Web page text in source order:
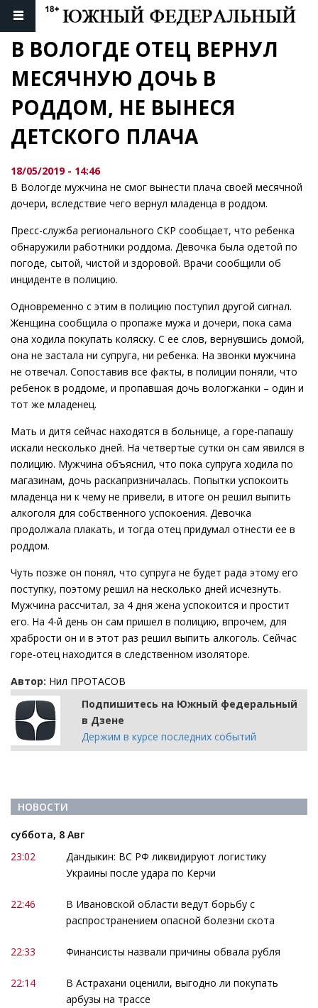
В ВОЛОГДЕ ОТЕЦ ВЕРНУЛ
МЕСЯЧНУЮ ДОЧЬ В
РОДДОМ, НЕ ВЫНЕСЯ
ДЕТСКОГО ПЛАЧА
18/05/2019 - 14:46
В Вологде мужчина не смог вынести плача своей месячной
дочери, вследствие чего вернул младенца в роддом.
Пресс-служба регионального СКР сообщает, что ребенка
обнаружили работники роддома. Девочка была одетой по
погоде, сытой, чистой и здоровой. Врачи сообщили об
инциденте в полицию.
Одновременно с этим в полицию поступил другой сигнал.
Женщина сообщила о пропаже мужа и дочери, пока сама
она ходила покупать коляску. С ее слов, вернувшись домой,
она не застала ни супруга, ни ребенка. На звонки мужчина
не отвечал. Сопоставив все факты, в полиции поняли, что
ребенок в роддоме, и пропавшая дочь вологжанки – один и
тот же младенец.
Мать и дитя сейчас находятся в больнице, а горе-папашу
искали несколько дней. На четвертые сутки он сам явился в
полицию. Мужчина объяснил, что пока супруга ходила по
магазинам, дочь раскапризничалась. Попытки успокоить
младенца ни к чему не привели, в итоге он решил выпить
алкоголя для собственного успокоения. Девочка
продолжала плакать, и тогда отец придумал отнести ее в
роддом.
Чуть позже он понял, что супруга не будет рада этому его
поступку, поэтому решил на несколько дней исчезнуть.
Мужчина рассчитал, за 4 дня жена успокоится и простит
его. На 4-й день он сам пришел в полицию, впрочем, для
храбрости он и в этот раз решил выпить алкоголь. Сейчас
горе-отец находится в следственном изоляторе.
Автор: Нил ПРОТАСОВ
Подпишитесь на Южный федеральный
в Дзене
Держим в курсе последних событий
НОВОСТИ
суббота, 8 Авг
23:02
Дандыкин: ВС РФ ликвидируют логистику
Украины после удара по Керчи
22:46
В Ивановской области ведут борьбу с
распространением опасной болезни скота
22:33 Финансисты назвали причины обвала рубля
22:14
В Астрахани оценили, выгодно ли покупать
арбузы на трассе